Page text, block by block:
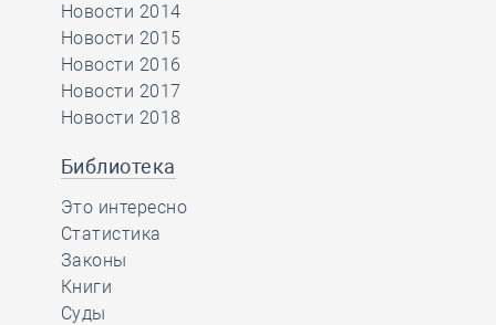
Новости 2014
Новости 2015
Новости 2016
Новости 2017
Новости 2018
Библиотека
Это интересно
Статистика
Законы
Книги
Суды